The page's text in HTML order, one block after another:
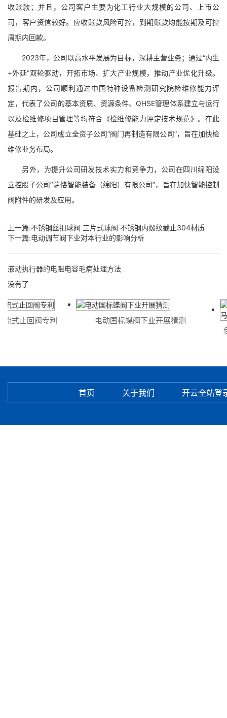
收账款；并且，公司客户主要为化工行业大规模的公司、上市公
司，客户资信较好。应收账款风险可控，到期账款均能按期及可控
周期内回款。
2023年，公司以高水平发展为目标，深耕主营业务；通过“内生
+外延”双轮驱动，开拓市场、扩大产业规模，推动产业优化升级。
报告期内，公司顺利通过中国特种设备检测研究院检维修能力评
定，代表了公司的基本资质、资源条件、QHSE管理体系建立与运行
以及检维修项目管理等均符合《检维修能力评定技术规范》。在此
基础之上，公司成立全资子公司“阀门再制造有限公司”，旨在加快检
维修业务布局。
另外，为提升公司研发技术实力和竞争力，公司在四川绵阳设
立控股子公司“瑞恪智能装备（绵阳）有限公司”，旨在加快智能控制
阀附件的研发及应用。
上一篇:不锈钢丝扣球阀 三片式球阀 不锈钢内螺纹截止304材质
下一篇:电动调节阀下业对本行业的影响分析
液动执行器的电阻电容毛病处理方法
没有了
止回阀专利
电动国标蝶阀下业开展猜测
伊
首页 关于我们 开云全站登